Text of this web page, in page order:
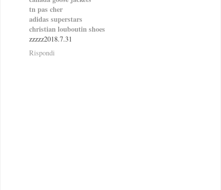
tn pas cher
adidas superstars
christian louboutin shoes
zzzzz2018.7.31
Rispondi